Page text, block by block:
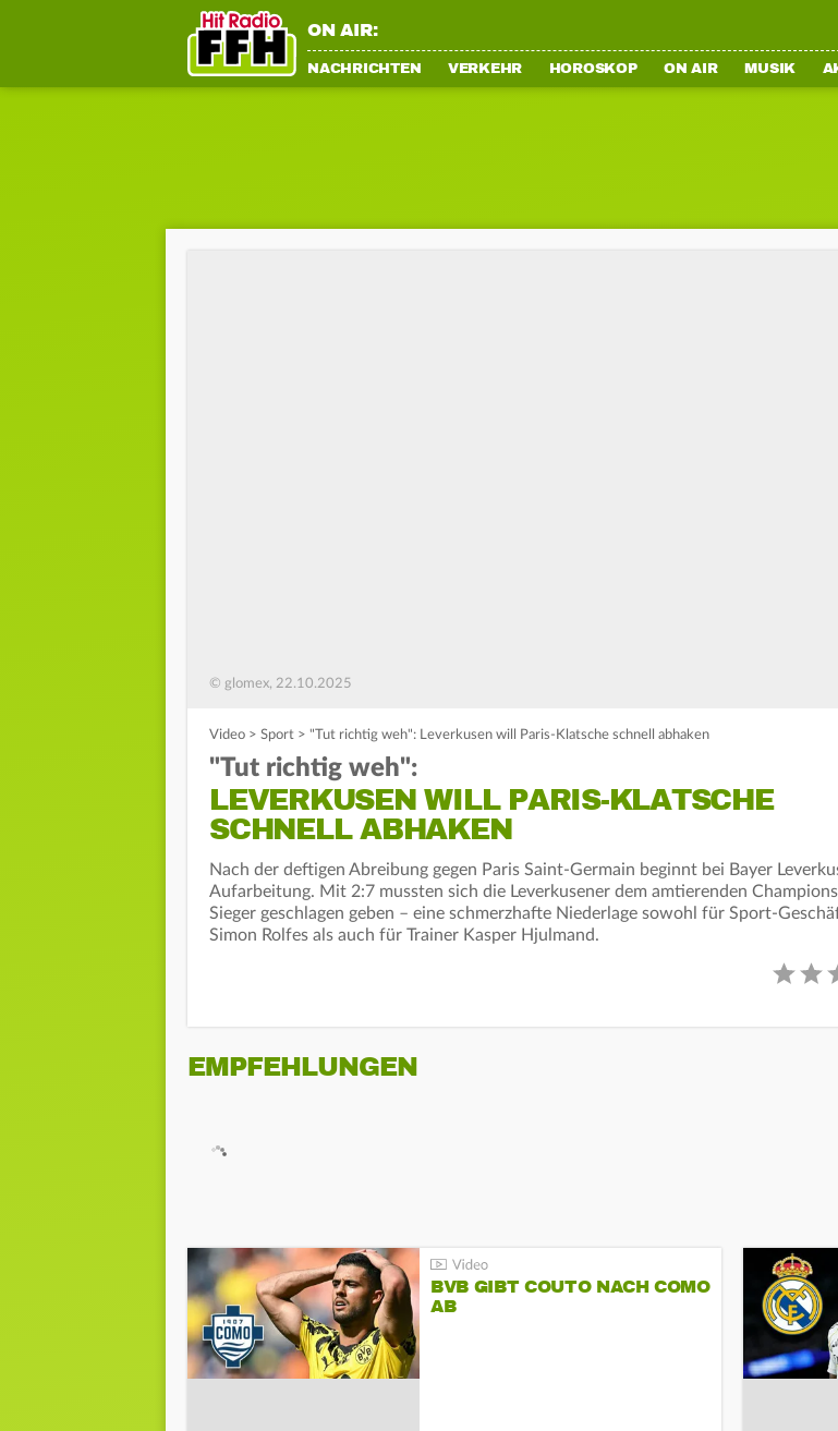
ON AIR:
NACHRICHTEN VERKEHR HOROSKOP ON AIR MUSIK
© glomex, 22.10.2025
Video > Sport > "Tut richtig weh": Leverkusen will Paris-Klatsche schnell abhaken
"Tut richtig weh":
LEVERKUSEN WILL PARIS-KLATSCHE
SCHNELL ABHAKEN
Nach der deftigen Abreibung gegen Paris Saint-Germain beginnt bei Bayer
Aufarbeitung. Mit 2:7 mussten sich die Leverkusener dem amtierenden
Sieger geschlagen geben – eine schmerzhafte Niederlage sowohl für Sport-
Simon Rolfes als auch für Trainer Kasper Hjulmand.
EMPFEHLUNGEN
BVB GIBT COUTO NACH COMO
AB